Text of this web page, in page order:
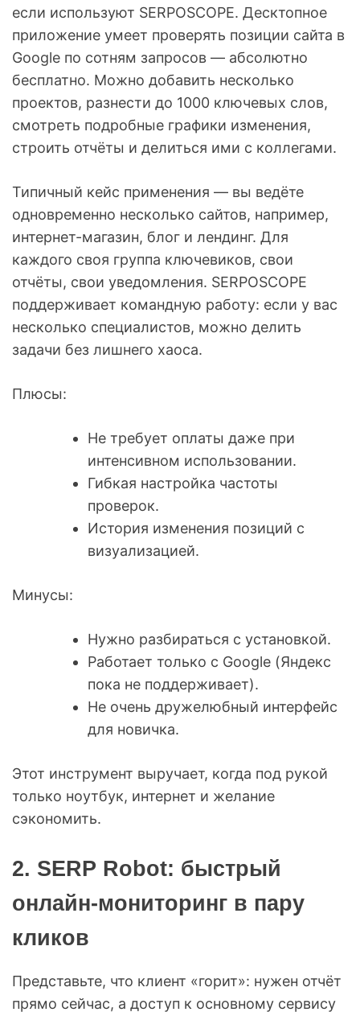
если используют SERPOSCOPE. Десктопное
приложение умеет проверять позиции сайта в
Google по сотням запросов — абсолютно
бесплатно. Можно добавить несколько
проектов, разнести до 1000 ключевых слов,
смотреть подробные графики изменения,
строить отчёты и делиться ими с коллегами.
Типичный кейс применения — вы ведёте
одновременно несколько сайтов, например,
интернет-магазин, блог и лендинг. Для
каждого своя группа ключевиков, свои
отчёты, свои уведомления. SERPOSCOPE
поддерживает командную работу: если у вас
несколько специалистов, можно делить
задачи без лишнего хаоса.
Плюсы:
Не требует оплаты даже при
интенсивном использовании.
Гибкая настройка частоты
проверок.
История изменения позиций с
визуализацией.
Минусы:
Нужно разбираться с установкой.
Работает только с Google (Яндекс
пока не поддерживает).
Не очень дружелюбный интерфейс
для новичка.
Этот инструмент выручает, когда под рукой
только ноутбук, интернет и желание
сэкономить.
2. SERP Robot: быстрый
онлайн-мониторинг в пару
кликов
Представьте, что клиент «горит»: нужен отчёт
прямо сейчас, а доступ к основному сервису